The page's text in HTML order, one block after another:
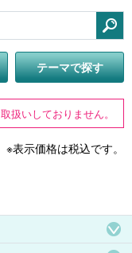
テーマで探す
扱いしておりません。
※表示価格は税込です。